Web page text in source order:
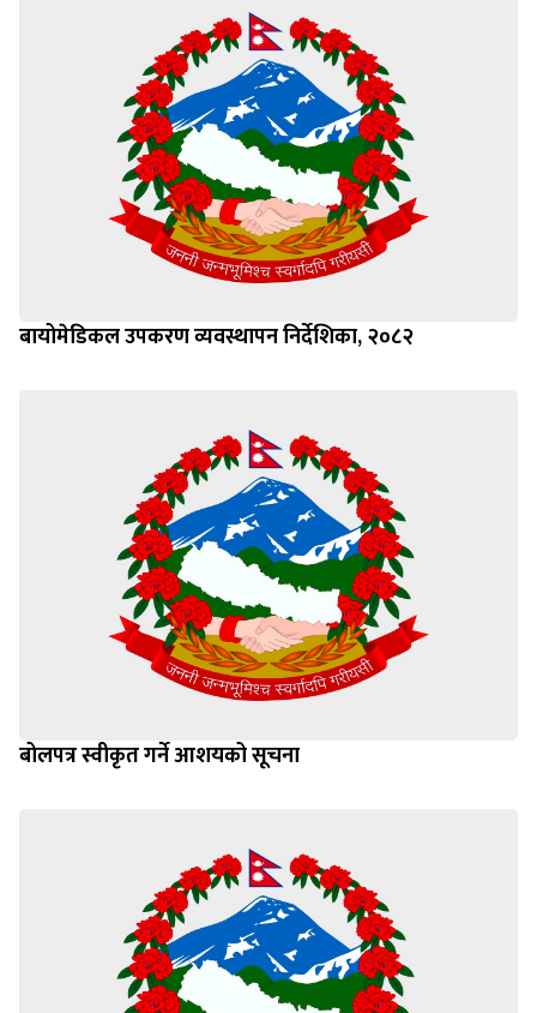
बायोमेडिकल उपकरण व्यवस्थापन निर्देशिका, २०८२
बोलपत्र स्वीकृत गर्ने आशयको सूचना